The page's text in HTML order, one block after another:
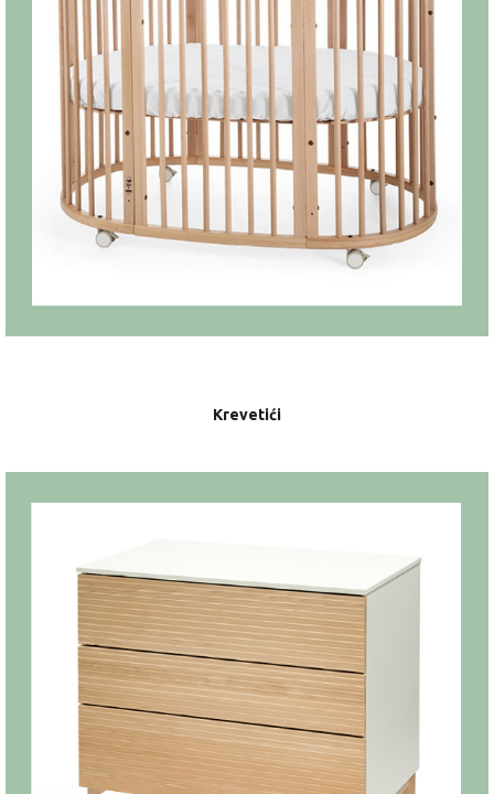
Krevetići